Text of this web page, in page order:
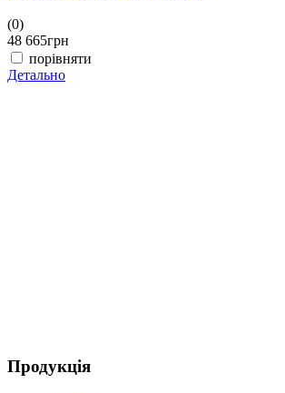
(0)
48 665грн
порівняти
Детально
Продукція